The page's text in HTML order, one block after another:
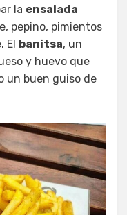
la ensalada
pepino, pimientos
El banitsa, un
y huevo que
un buen guiso de